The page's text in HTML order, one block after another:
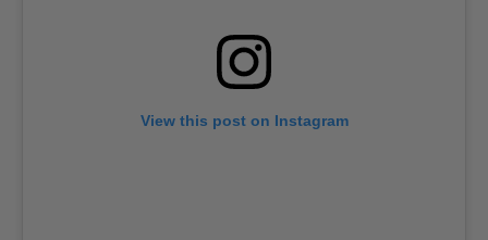
View this post on Instagram